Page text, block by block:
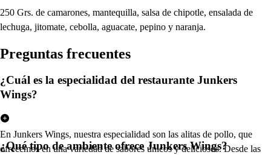
250 Grs. de camarones, mantequilla, salsa de chipotle, ensalada de
lechuga, jitomate, cebolla, aguacate, pepino y naranja.
Preguntas frecuentes
¿Cuál es la especialidad del restaurante Junkers
Wings?
En Junkers Wings, nuestra especialidad son las alitas de pollo, que
ofrecemos en una variedad de sabores únicos y deliciosos. Desde las
¿Qué tipo de ambiente ofrece Junkers Wings?